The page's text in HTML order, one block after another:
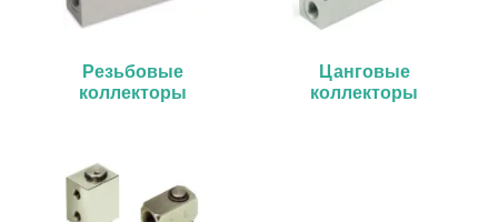
Резьбовые
коллекторы
Цанговые
коллекторы